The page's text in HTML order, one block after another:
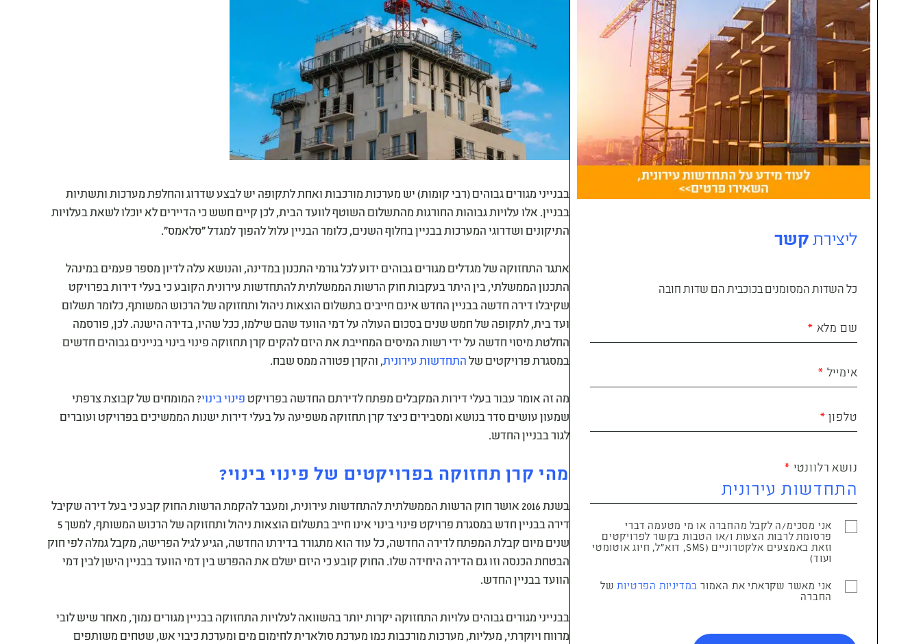
בבנייני מגורים גבוהים (רבי קומות) יש מערכות מורכבות ואחת לתקופה יש לבצע שדרוג והחלפת מערכות ותשתיות
בבניין. אלו עלויות גבוהות החורגות מהתשלום השוטף לוועד הבית, לכן קיים חשש כי הדיירים לא יוכלו לשאת בעלויות
התיקונים ושדרוגי המערכות בבניין בחלוף השנים, כלומר הבניין עלול להפוך למגדל "סלאמס".
אתגר התחזוקה של מגדלים מגורים גבוהים ידוע לכל גורמי התכנון במדינה, והנושא עלה לדיון מספר פעמים במינהל
התכנון הממשלתי, בין היתר בעקבות חוק הרשות הממשלתית להתחדשות עירונית הקובע כי בעלי דירות בפרויקט
שקיבלו דירה חדשה בבניין החדש אינם חייבים בתשלום הוצאות ניהול ותחזוקה של הרכוש המשותף, כלומר תשלום
ועד בית, לתקופה של חמש שנים בסכום העולה על דמי הוועד שהם שילמו, ככל שהיו, בדירה הישנה. לכן, פורסמה
החלטת מיסוי חדשה על ידי רשות המיסים המחייבת את היזם להקים קרן תחזוקה פינוי בינוי בניינים גבוהים חדשים
במסגרת פרויקטים של התחדשות עירונית, והקרן פטורה ממס שבח.
מה זה אומר עבור בעלי דירות המקבלים מפתח לדירתם החדשה בפרויקט פינוי בינוי? המומחים של קבוצת צרפתי
שמעון עושים סדר בנושא ומסבירים כיצד קרן תחזוקה משפיעה על בעלי דירות ישנות הממשיכים בפרויקט ועוברים
לגור בבניין החדש.
מהי קרן תחזוקה בפרויקטים של פינוי בינוי?
בשנת 2016 אושר חוק הרשות הממשלתית להתחדשות עירונית, ומעבר להקמת הרשות החוק קבע כי בעל דירה שקיבל
דירה בבניין חדש במסגרת פרויקט פינוי בינוי אינו חייב בתשלום הוצאות ניהול ותחזוקה של הרכוש המשותף, למשך 5
שנים מיום קבלת המפתח לדירה החדשה, כל עוד הוא מתגורר בדירתו החדשה, הגיע לגיל הפרישה, מקבל גמלה לפי חוק
הבטחת הכנסה וזו גם הדירה היחידה שלו. החוק קובע כי היזם ישלם את ההפרש בין דמי הוועד בבניין הישן לבין דמי
הוועד בבניין החדש.
בבנייני מגורים גבוהים עלויות התחזוקה יקרות יותר בהשוואה לעלויות התחזוקה בבניין מגורים נמוך, מאחר שיש לובי
מרווח ויוקרתי, מעליות, מערכות מורכבות כמו מערכת סולארית לחימום מים ומערכת כיבוי אש, שטחים משותפים
ליצירת קשר
כל השדות המסומנים בכוכבית הם שדות חובה
שם מלא
אימייל
טלפון
נושא רלוונטי
אני מסכימ/ה לקבל מהחברה או מי מטעמה דברי
פרסומת לרבות הצעות ו/או הטבות בקשר לפרויקטים
וזאת באמצעים אלקטרוניים (SMS, דוא"ל, חיוג אוטומטי
ועוד)
אני מאשר שקראתי את האמור במדיניות הפרטיות של
החברה